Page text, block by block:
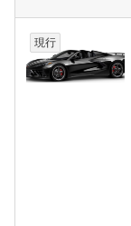
現行